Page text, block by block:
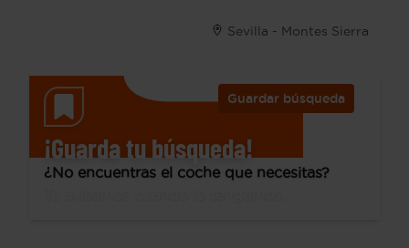
Sevilla - Montes Sierra
Guardar búsqueda
¡Guarda tu búsqueda!
¿No encuentras el coche que necesitas?